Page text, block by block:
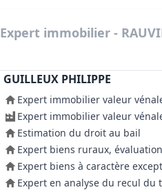
Expert immobilier -
GUILLEUX PHILIPPE
Expert immobilier valeur
Expert immobilier valeur
Estimation du droit au bail
Expert biens ruraux,
Expert biens à caractère
Expert en analyse du recul du